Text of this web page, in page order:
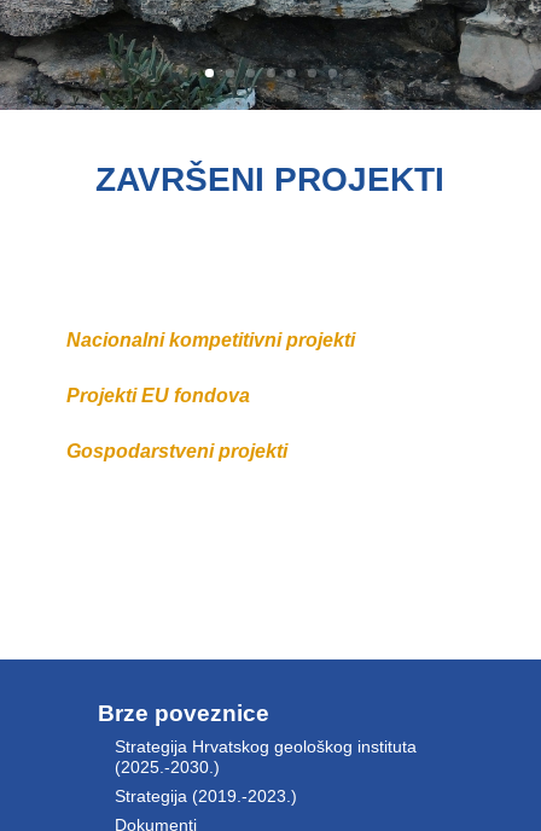
ZAVRŠENI PROJEKTI
Nacionalni kompetitivni projekti
Projekti EU fondova
Gospodarstveni projekti
Brze poveznice
Strategija Hrvatskog geološkog instituta
(2025.-2030.)
Strategija (2019.-2023.)
Dokumenti